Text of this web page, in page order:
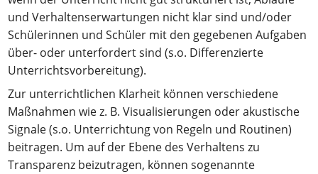
und Verhaltenserwartungen nicht klar sind und/oder
Schülerinnen und Schüler mit den gegebenen Aufgaben
über- oder unterfordert sind (s.o. Differenzierte
Unterrichtsvorbereitung).
Zur unterrichtlichen Klarheit können verschiedene
Maßnahmen wie z. B. Visualisierungen oder akustische
Signale (s.o. Unterrichtung von Regeln und Routinen)
beitragen. Um auf der Ebene des Verhaltens zu
Transparenz beizutragen, können sogenannte